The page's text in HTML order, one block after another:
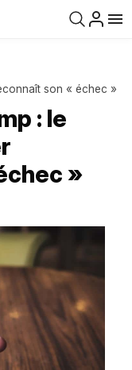
son « échec »
: le
»